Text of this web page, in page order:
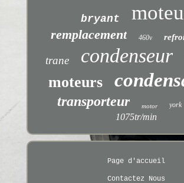
bryant
remplacement 460v
trane condenseur
moteurs
transporteur motor york
1075tr/min
Page d'accueil
Contactez Nous